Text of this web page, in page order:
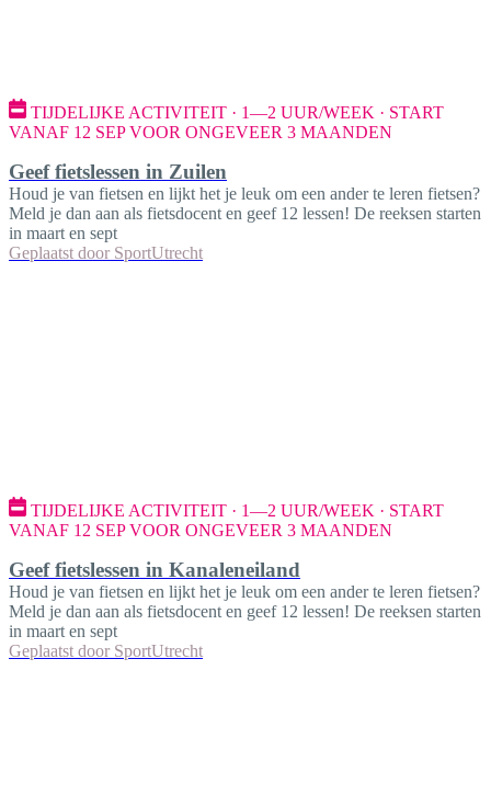
TIJDELIJKE ACTIVITEIT · 1—2 UUR/WEEK · START
VANAF 12 SEP VOOR ONGEVEER 3 MAANDEN
Geef fietslessen in Zuilen
Houd je van fietsen en lijkt het je leuk om een ander te leren fietsen?
Meld je dan aan als fietsdocent en geef 12 lessen! De reeksen starten
in maart en sept
Geplaatst door SportUtrecht
TIJDELIJKE ACTIVITEIT · 1—2 UUR/WEEK · START
VANAF 12 SEP VOOR ONGEVEER 3 MAANDEN
Geef fietslessen in Kanaleneiland
Houd je van fietsen en lijkt het je leuk om een ander te leren fietsen?
Meld je dan aan als fietsdocent en geef 12 lessen! De reeksen starten
in maart en sept
Geplaatst door SportUtrecht